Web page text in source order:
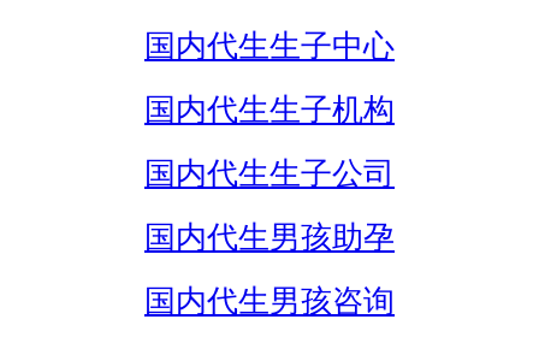
国内代生生子中心
国内代生生子机构
国内代生生子公司
国内代生男孩助孕
国内代生男孩咨询